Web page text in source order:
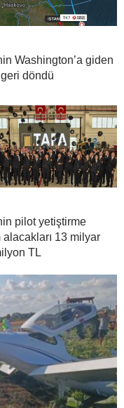
Washington’a giden
geri döndü
pilot yetiştirme
alacakları 13 milyar
TL